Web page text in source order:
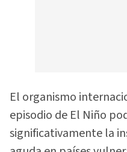
El organismo
episodio de El Niño
significativamente la